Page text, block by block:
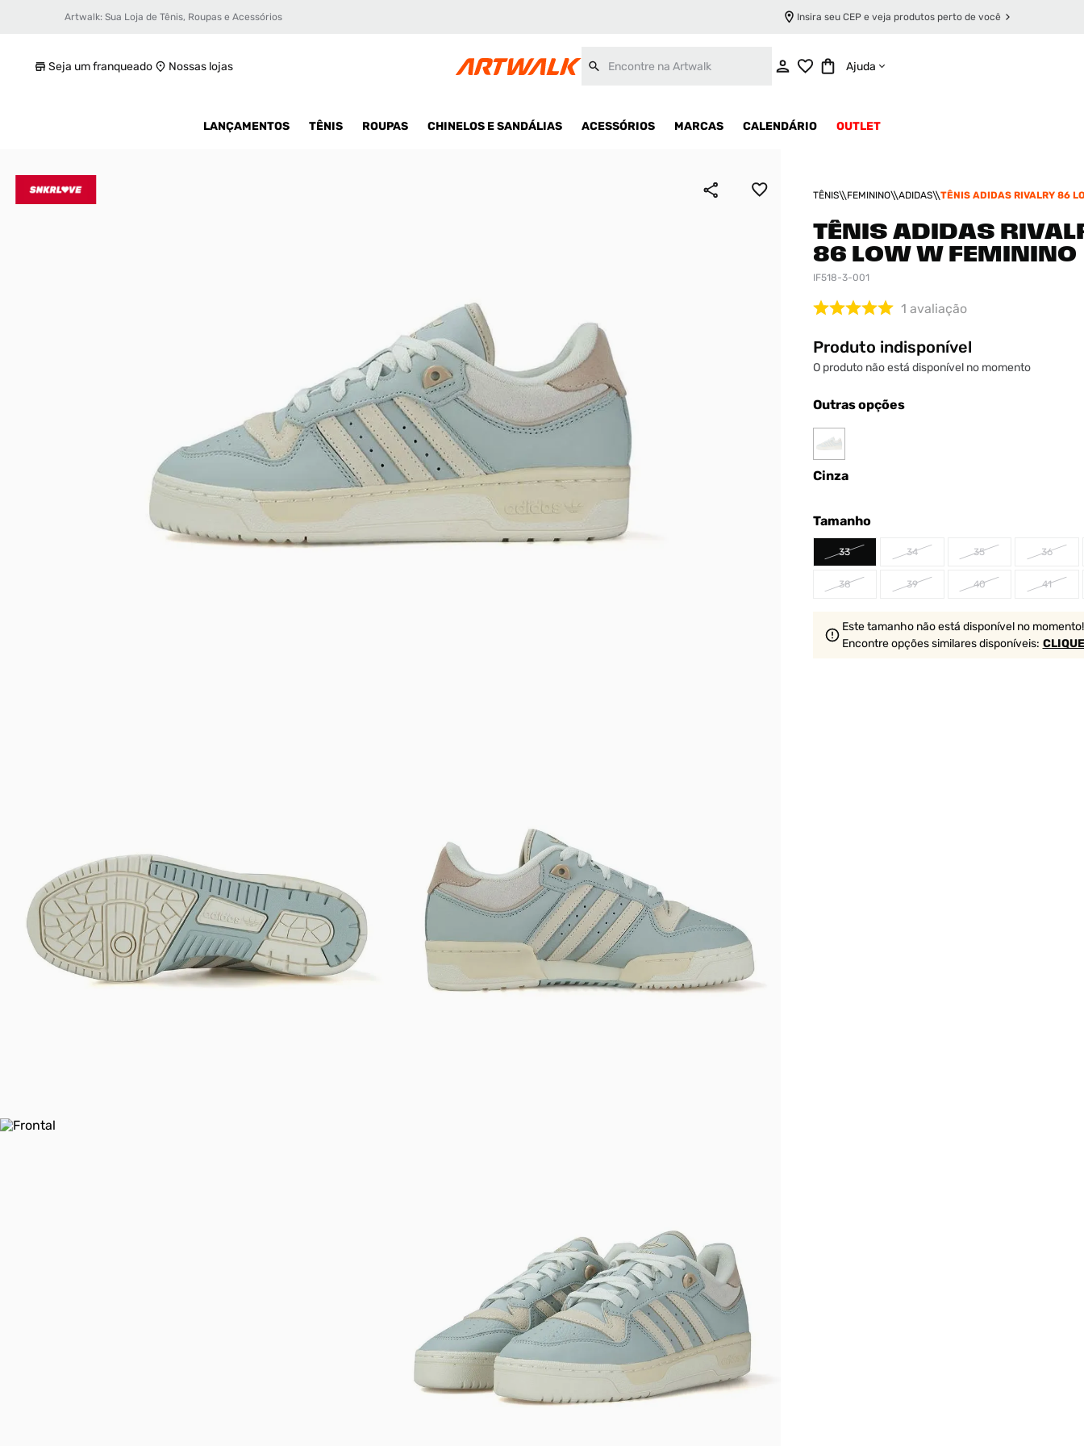
Artwalk: Sua Loja de Tênis, Roupas e Acessórios Insira seu CEP e veja produtos perto de você
Seja um franqueado Nossas lojas Ajuda
LANÇAMENTOS TÊNIS ROUPAS CHINELOS E SANDÁLIAS ACESSÓRIOS MARCAS CALENDÁRIO OUTLET
TÊNIS FEMININO ADIDAS
TÊNIS ADIDAS RIVALRY 86
TÊNIS ADIDAS
86 LOW W FEMININO
IF518-3-001
1 avaliação
Produto indisponível
O produto não está disponível no momento
Outras opções
Cinza
Tamanho
33 34 35 36
38 39 40 41
Este tamanho não está disponível no momento!
Encontre opções similaresdisponíveis:
Tênis adidas Rivalry 86 Low W Feminino